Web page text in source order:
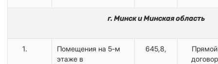
г. Минск и Минская область
1.
Помещения на 5-м
этаже в
645,8,
Прямой
договор